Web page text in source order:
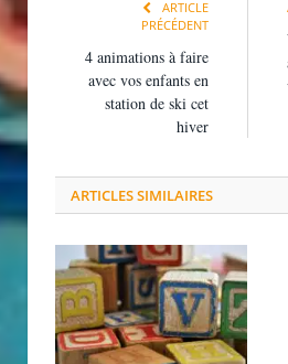
ARTICLE
PRÉCÉDENT
4 animations à faire
avec vos enfants en
station de ski cet
hiver
ARTICLES SIMILAIRES